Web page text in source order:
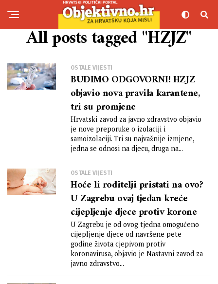
All posts tagged "HZJZ"
OSTALE VIJESTI
BUDIMO ODGOVORNI! HZJZ
objavio nova pravila karantene,
tri su promjene
Hrvatski zavod za javno zdravstvo objavio
je nove preporuke o izolaciji i
samoizolaciji. Tri su najvažnije izmjene,
jedna se odnosi na djecu, druga na...
OSTALE VIJESTI
Hoće li roditelji pristati na ovo?
U Zagrebu ovaj tjedan kreće
cijepljenje djece protiv korone
U Zagrebu je od ovog tjedna omogućeno
cijepljenje djece od navršene pete
godine života cjepivom protiv
koronavirusa, objavio je Nastavni zavod za
javno zdravstvo...